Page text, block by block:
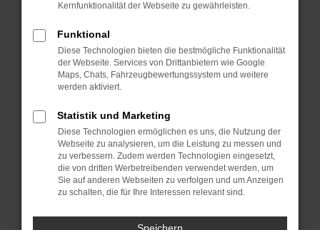
Prüfe deine Browsererweiterungen.
Manche Erweiterungen, wie Werbeblocker,
können das Laden bestimmter Seiten
verhindern. Funktioniert die Seite in einem
anderen Browser oder in einem privaten
Fenster?
Starte dein Gerät neu.
Das kann manchmal helfen, vorübergehende
Probleme zu beheben.
Stelle sicher, dass dein Browser und dein
Betriebssystem auf dem neuesten Stand
sind.
Sicherheitsrisiko, sondern kann auch dazu
Kernfunktionalität der Webseite zu gewährleisten.
Funktional
Diese Technologien bieten die bestmögliche Funktionalität
der Webseite. Services von Drittanbietern wie Google
Maps, Chats, Fahrzeugbewertungssystem und weitere
werden aktiviert.
Statistik und Marketing
Diese Technologien ermöglichen es uns, die Nutzung der
Webseite zu analysieren, um die Leistung zu messen und
zu verbessern. Zudem werden Technologien eingesetzt,
die von dritten Werbetreibenden verwendet werden, um
Sie auf anderen Webseiten zu verfolgen und um Anzeigen
zu schalten, die für Ihre Interessen relevant sind.